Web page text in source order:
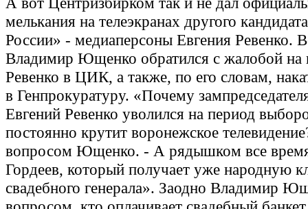
мелькания на телеэкранах другого
России» - медиаперсоны Евгения Ревенко.
Владимир Ющенко обратился с жалобой на
Ревенко в ЦИК, а также, по его словам,
в Генпрокуратуру. «Почему
Евгений Ревенко уволился на период
постоянно крутит воронежское
вопросом Ющенко. - А рядышком все
Гордеев, который получает уже народную
свадебного генерала». Заодно Владимир